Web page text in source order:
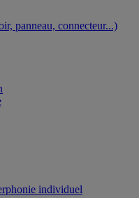
panneau, connecteur...)
individuel